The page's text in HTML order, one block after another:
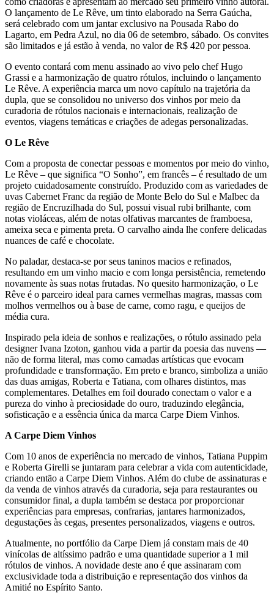
O lançamento de Le Rêve, um tinto elaborado na Serra Gaúcha,
será celebrado com um jantar exclusivo na Pousada Rabo do
Lagarto, em Pedra Azul, no dia 06 de setembro, sábado. Os convites
são limitados e já estão à venda, no valor de R$ 420 por pessoa.
O evento contará com menu assinado ao vivo pelo chef Hugo
Grassi e a harmonização de quatro rótulos, incluindo o lançamento
Le Rêve. A experiência marca um novo capítulo na trajetória da
dupla, que se consolidou no universo dos vinhos por meio da
curadoria de rótulos nacionais e internacionais, realização de
eventos, viagens temáticas e criações de adegas personalizadas.
O Le Rêve
Com a proposta de conectar pessoas e momentos por meio do vinho,
Le Rêve – que significa “O Sonho”, em francês – é resultado de um
projeto cuidadosamente construído. Produzido com as variedades de
uvas Cabernet Franc da região de Monte Belo do Sul e Malbec da
região de Encruzilhada do Sul, possui visual rubi brilhante, com
notas violáceas, além de notas olfativas marcantes de framboesa,
ameixa seca e pimenta preta. O carvalho ainda lhe confere delicadas
nuances de café e chocolate.
No paladar, destaca-se por seus taninos macios e refinados,
resultando em um vinho macio e com longa persistência, remetendo
novamente às suas notas frutadas. No quesito harmonização, o Le
Rêve é o parceiro ideal para carnes vermelhas magras, massas com
molhos vermelhos ou à base de carne, como ragu, e queijos de
média cura.
Inspirado pela ideia de sonhos e realizações, o rótulo assinado pela
designer Ivana Izoton, ganhou vida a partir da poesia das nuvens —
não de forma literal, mas como camadas artísticas que evocam
profundidade e transformação. Em preto e branco, simboliza a união
das duas amigas, Roberta e Tatiana, com olhares distintos, mas
complementares. Detalhes em foil dourado conectam o valor e a
pureza do vinho à preciosidade do ouro, traduzindo elegância,
sofisticação e a essência única da marca Carpe Diem Vinhos.
A Carpe Diem Vinhos
Com 10 anos de experiência no mercado de vinhos, Tatiana Puppim
e Roberta Girelli se juntaram para celebrar a vida com autenticidade,
criando então a Carpe Diem Vinhos. Além do clube de assinaturas e
da venda de vinhos através da curadoria, seja para restaurantes ou
consumidor final, a dupla também se destaca por proporcionar
experiências para empresas, confrarias, jantares harmonizados,
degustações às cegas, presentes personalizados, viagens e outros.
Atualmente, no portfólio da Carpe Diem já constam mais de 40
vinícolas de altíssimo padrão e uma quantidade superior a 1 mil
rótulos de vinhos. A novidade deste ano é que assinaram com
exclusividade toda a distribuição e representação dos vinhos da
Amitié no Espírito Santo.